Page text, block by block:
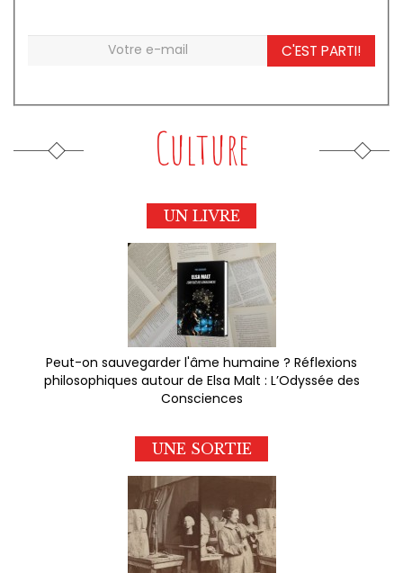
C'EST PARTI!
Culture
UN LIVRE
Peut-on sauvegarder l'âme humaine ? Réflexions
philosophiques autour de Elsa Malt : L’Odyssée des
Consciences
UNE SORTIE